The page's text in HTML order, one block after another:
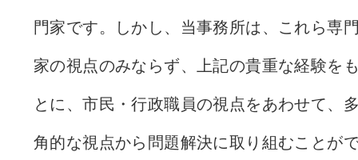
門家です。しかし、当事務所は、これら専
家の視点のみならず、上記の貴重な経験を
とに、市民・行政職員の視点をあわせて、
角的な視点から問題解決に取り組むことが